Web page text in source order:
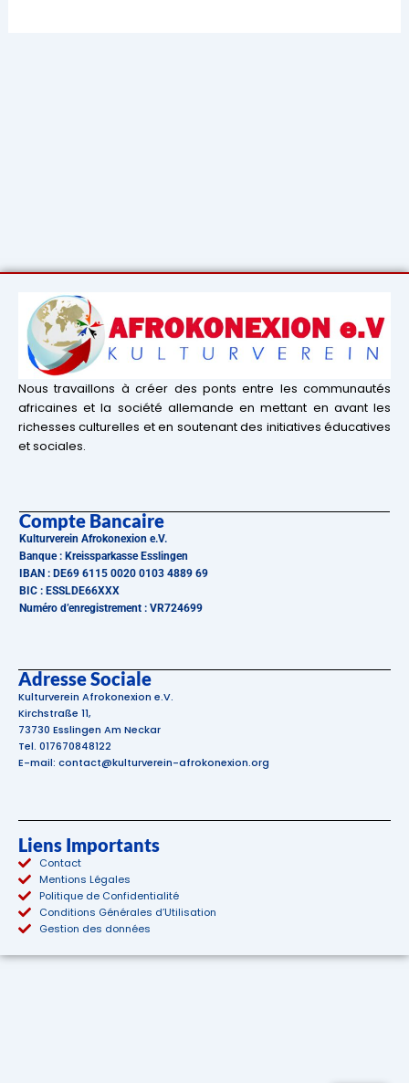
Nous travaillons à créer des ponts entre les communautés
africaines et la société allemande en mettant en avant les
richesses culturelles et en soutenant des initiatives éducatives
et sociales.
Compte Bancaire
Kulturverein Afrokonexion e.V.
Banque : Kreissparkasse Esslingen
IBAN : DE69 6115 0020 0103 4889 69
BIC : ESSLDE66XXX
Numéro d’enregistrement : VR724699
Adresse Sociale
Kulturverein Afrokonexion e.V.
Kirchstraße 11,
73730 Esslingen Am Neckar
Tel. 017670848122
E-mail: contact@kulturverein-afrokonexion.org
Liens Importants
Contact
Mentions Légales
Politique de Confidentialité
Conditions Générales d’Utilisation
Gestion des données